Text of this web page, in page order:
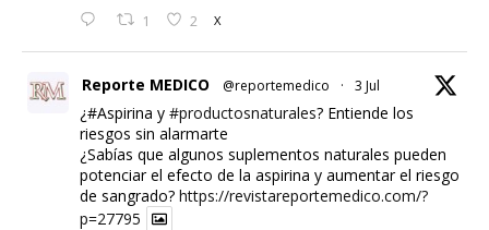
1 2 X
Reporte MEDICO @reportemedico · 3 Jul
¿#Aspirina y #productosnaturales? Entiende los
riesgos sin alarmarte
¿Sabías que algunos suplementos naturales pueden
potenciar el efecto de la aspirina y aumentar el riesgo
de sangrado? https://revistareportemedico.com/?
p=27795